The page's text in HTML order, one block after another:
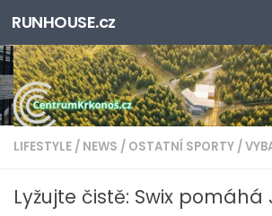
Skip to content
RUNHOUSE.cz
LIFESTYLE / NEWS / OSTATNÍ SPORTY /
Lyžujte čistě: Swix pomáhá